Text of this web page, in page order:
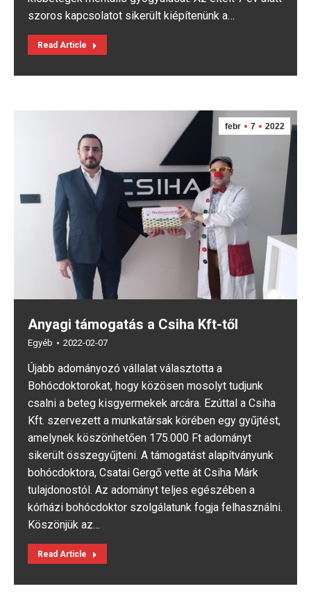
szoros kapcsolatot sikerült kiépítenünk a…
Read Article
febr 7 2022
Anyagi támogatás a Csiha Kft-től
Egyéb 2022-02-07
Újabb adományozó vállalat választotta a
Bohócdoktorokat, hogy közösen mosolyt tudjunk
csalni a beteg kisgyermekek arcára. Ezúttal a Csiha
Kft. szervezett a munkatársak körében egy gyűjtést,
amelynek köszönhetően 175.000 Ft adományt
sikerült összegyűjteni. A támogatást alapítványunk
bohócdoktora, Csatai Gergő vette át Csiha Márk
tulajdonostól. Az adományt teljes egészében a
kórházi bohócdoktor szolgálatunk fogja felhasználni.
Köszönjük az…
Read Article